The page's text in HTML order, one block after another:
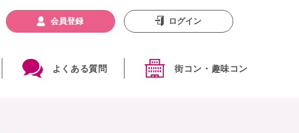
よくある質問 街コン・趣味コン
会員登録 ログイン